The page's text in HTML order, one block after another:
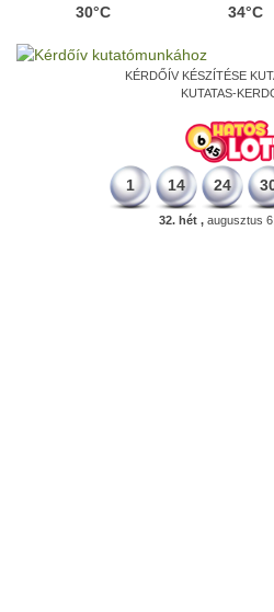
30°C 34°C
KÉRDŐÍV KÉSZÍTÉSE
KUTATAS-
1 14 24
32. hét ,augusztus